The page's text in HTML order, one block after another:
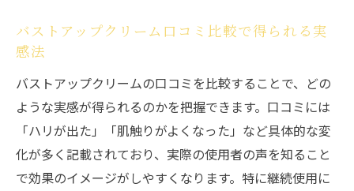
バストアップクリーム口コミ比較で得られる実
感法
バストアップクリームの口コミを比較することで、どの
ような実感が得られるのかを把握できます。口コミには
「ハリが出た」「肌触りがよくなった」など具体的な変
化が多く記載されており、実際の使用者の声を知ること
で効果のイメージがしやすくなります。特に継続使用に